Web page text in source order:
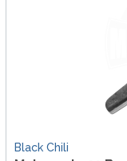
Black Chili